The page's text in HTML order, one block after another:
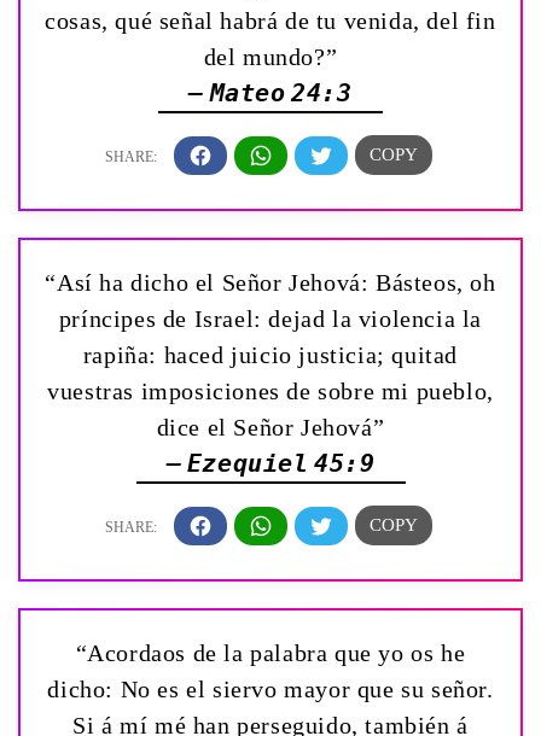
cosas, qué señal habrá de tu venida, del fin
del mundo?”
— Mateo 24:3
“Así ha dicho el Señor Jehová: Básteos, oh
príncipes de Israel: dejad la violencia la
rapiña: haced juicio justicia; quitad
vuestras imposiciones de sobre mi pueblo,
dice el Señor Jehová”
— Ezequiel 45:9
“Acordaos de la palabra que yo os he
dicho: No es el siervo mayor que su señor.
Si á mí mé han perseguido, también á